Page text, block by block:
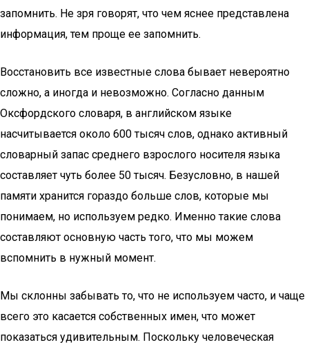
запомнить. Не зря говорят, что чем яснее представлена
информация, тем проще ее запомнить.
Восстановить все известные слова бывает невероятно
сложно, а иногда и невозможно. Согласно данным
Оксфордского словаря, в английском языке
насчитывается около 600 тысяч слов, однако активный
словарный запас среднего взрослого носителя языка
составляет чуть более 50 тысяч. Безусловно, в нашей
памяти хранится гораздо больше слов, которые мы
понимаем, но используем редко. Именно такие слова
составляют основную часть того, что мы можем
вспомнить в нужный момент.
Мы склонны забывать то, что не используем часто, и чаще
всего это касается собственных имен, что может
показаться удивительным. Поскольку человеческая